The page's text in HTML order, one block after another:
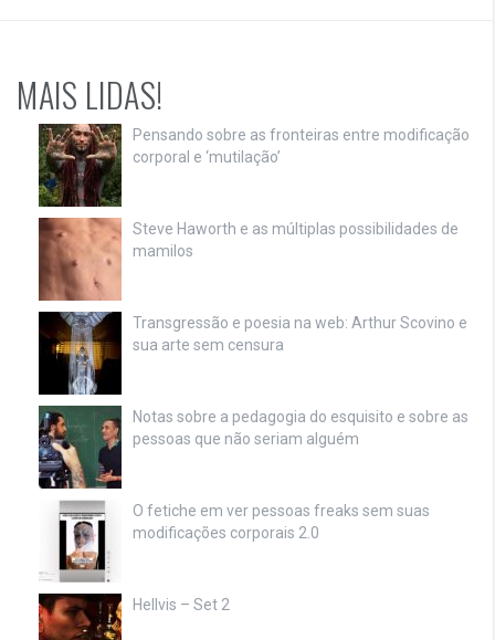
MAIS LIDAS!
Pensando sobre as fronteiras entre modificação
corporal e ‘mutilação’
Steve Haworth e as múltiplas possibilidades de
mamilos
Transgressão e poesia na web: Arthur Scovino e
sua arte sem censura
Notas sobre a pedagogia do esquisito e sobre as
pessoas que não seriam alguém
O fetiche em ver pessoas freaks sem suas
modificações corporais 2.0
Hellvis – Set 2